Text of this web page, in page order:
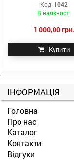
Код: 1042
В наявності
1 000,00 грн.
Купити
ІНФОРМАЦІЯ
Головна
Про нас
Каталог
Контакти
Відгуки